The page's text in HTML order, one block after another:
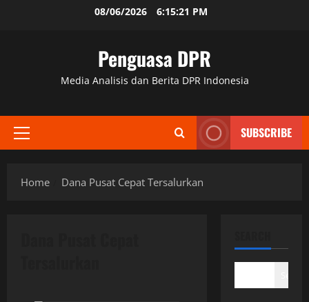
08/06/2026 6:15:21 PM
Penguasa DPR
Media Analisis dan Berita DPR Indonesia
Primary
SUBSCRIBE
Home Dana Pusat Cepat Tersalurkan